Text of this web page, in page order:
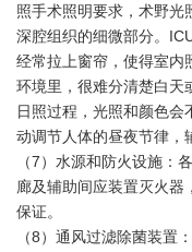
照手术照明要求，术野
深腔组织的细微部分。
经常拉上窗帘，使得室内
环境里，很难分清楚白天
日照过程，光照和颜色会
动调节人体的昼夜节律，
（7）水源和防火设施：
廊及辅助间应装置灭火器
保证。
（8）通风过滤除菌装置